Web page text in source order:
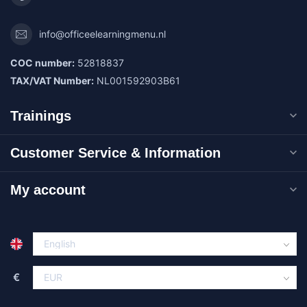
info@officeelearningmenu.nl
COC number: 52818837
TAX/VAT Number: NL001592903B61
Trainings
Customer Service & Information
My account
€